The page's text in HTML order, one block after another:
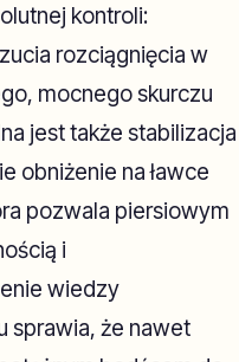
kontroli:
rozciągnięcia w
mocnego skurczu
jest także stabilizacja
obniżenie na ławce
pozwala piersiowym
i
wiedzy
sprawia, że nawet